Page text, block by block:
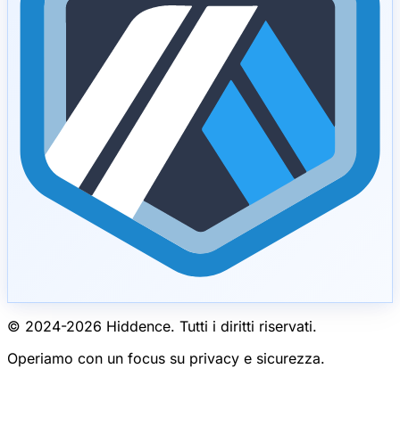
© 2024-2026 Hiddence. Tutti i diritti riservati.
Operiamo con un focus su privacy e sicurezza.